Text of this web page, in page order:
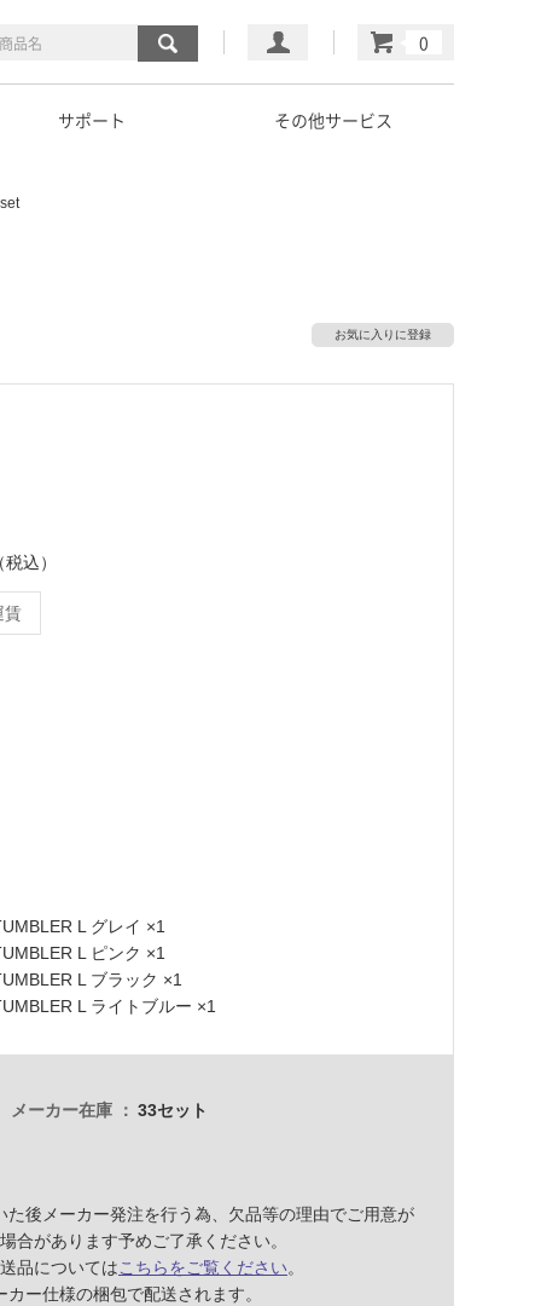
マイページ
カート
サポート その他サービス
お気に入りに登録
込）
賃
L グレイ ×1
L ピンク ×1
L ブラック ×1
L ライトブルー ×1
メーカー在庫 33セット
た後メーカー発注を行う為、欠品等の理由でご用意が
合があります予めご了承ください。
品についてはこちらをご覧ください。
ー仕様の梱包で配送されます。